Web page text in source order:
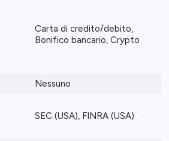
Carta di credito/debito,
Bonifico bancario, Crypto
Nessuno
SEC (USA), FINRA (USA)